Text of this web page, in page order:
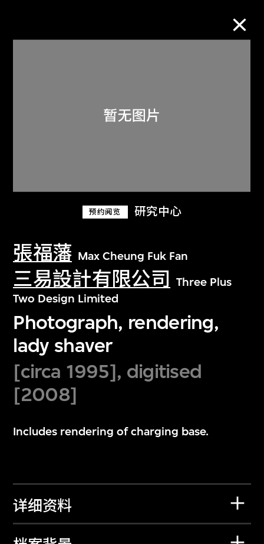
预约阅览 研究中心
張福藩 Max Cheung Fuk Fan
三易設計有限公司
Three Plus
Two Design Limited
Photograph, rendering,
lady shaver
[circa 1995], digitised
[2008]
Includes rendering of charging base.
详细资料
关于M+藏品
探索世界顶级的二十及二十一世纪视觉
文化藏品。